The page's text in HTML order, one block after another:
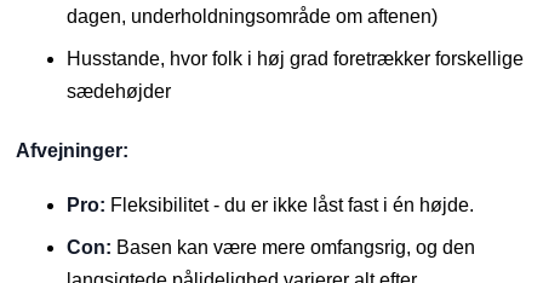
dagen, underholdningsområde om aftenen)
Husstande, hvor folk i høj grad foretrækker forskellige
sædehøjder
Afvejninger:
Pro: Fleksibilitet - du er ikke låst fast i én højde.
Con: Basen kan være mere omfangsrig, og den